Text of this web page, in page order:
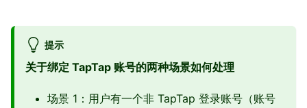
提示
关于绑定 TapTap 账号的两种场景如何处理
场景 1：用户有一个非 TapTap 登录账号（账号